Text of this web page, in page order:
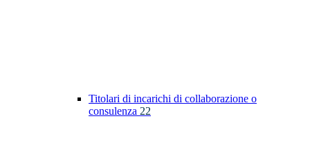
Titolari di incarichi di collaborazione o
consulenza 22